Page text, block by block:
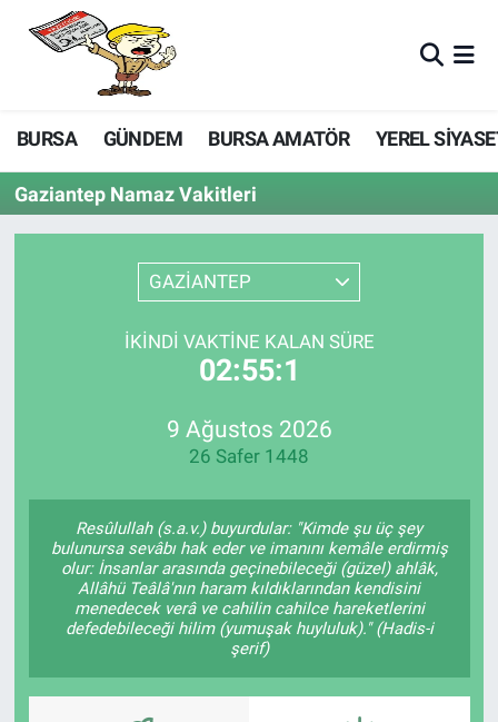
BURSA GÜNDEM BURSA AMATÖR YEREL
Gaziantep Namaz Vakitleri
GAZİANTEP
İKINDI VAKTINE KALAN SÜRE
02:55:1
9 Ağustos 2026
26 Safer 1448
Resûlullah (s.a.v.) buyurdular: "Kimde şu üç şey
bulunursa sevâbı hak eder ve imanını kemâle erdirmiş
olur: İnsanlar arasında geçinebileceği (güzel) ahlâk,
Allâhü Teâlâ'nın haram kıldıklarından kendisini
menedecek verâ ve cahilin cahilce hareketlerini
defedebileceği hilim (yumuşak huyluluk)." (Hadis-i
şerif)